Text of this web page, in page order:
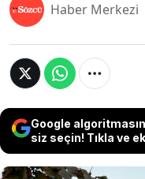
Haber Merkezi
Google
siz seçin! Tıkla ve